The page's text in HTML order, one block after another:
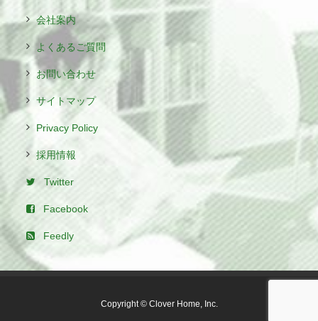
会社案内
よくあるご質問
お問い合わせ
サイトマップ
Privacy Policy
採用情報
Twitter
Facebook
Feedly
Copyright © Clover Home, Inc.